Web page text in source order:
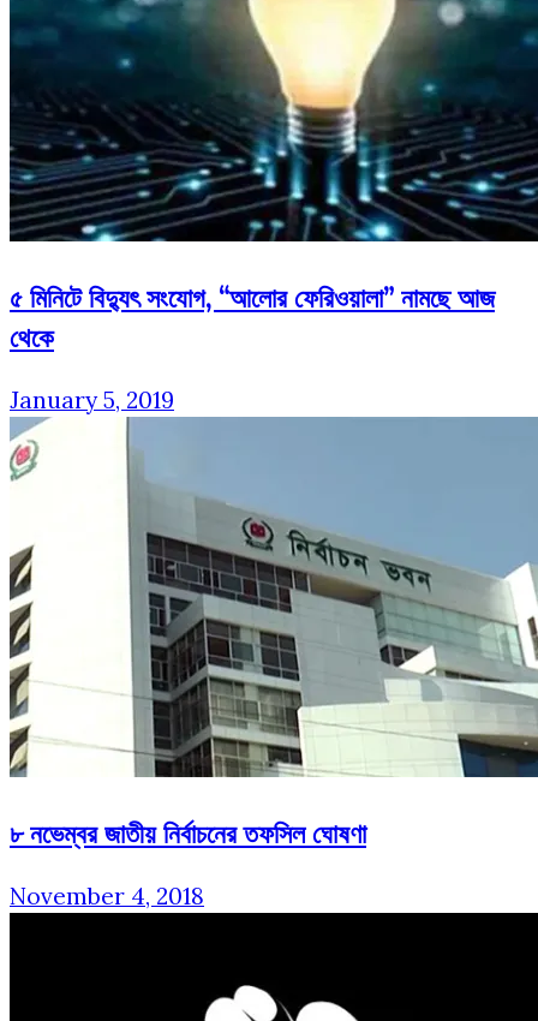
৫ মিনিটে বিদ্যুৎ সংযোগ, “আলোর ফেরিওয়ালা” নামছে আজ
থেকে
January 5, 2019
৮ নভেম্বর জাতীয় নির্বাচনের তফসিল ঘোষণা
November 4, 2018